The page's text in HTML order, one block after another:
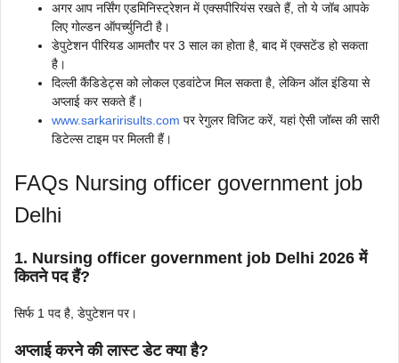
अगर आप नर्सिंग एडमिनिस्ट्रेशन में एक्सपीरियंस रखते हैं, तो ये जॉब आपके
लिए गोल्डन ऑपर्च्युनिटी है।
डेपुटेशन पीरियड आमतौर पर 3 साल का होता है, बाद में एक्सटेंड हो सकता
है।
दिल्ली कैंडिडेट्स को लोकल एडवांटेज मिल सकता है, लेकिन ऑल इंडिया से
अप्लाई कर सकते हैं।
www.sarkaririsults.com पर रेगुलर विजिट करें, यहां ऐसी जॉब्स की सारी
डिटेल्स टाइम पर मिलती हैं।
FAQs Nursing officer government job
Delhi
1. Nursing officer government job Delhi 2026 में
कितने पद हैं?
सिर्फ 1 पद है, डेपुटेशन पर।
अप्लाई करने की लास्ट डेट क्या है?